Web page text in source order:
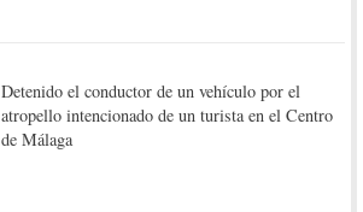
Detenido el conductor de un vehículo por el
atropello intencionado de un turista en el Centro
de Málaga